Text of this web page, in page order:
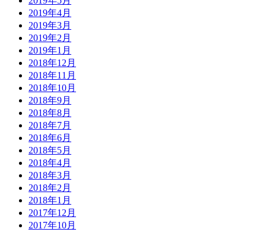
2019年4月
2019年3月
2019年2月
2019年1月
2018年12月
2018年11月
2018年10月
2018年9月
2018年8月
2018年7月
2018年6月
2018年5月
2018年4月
2018年3月
2018年2月
2018年1月
2017年12月
2017年10月